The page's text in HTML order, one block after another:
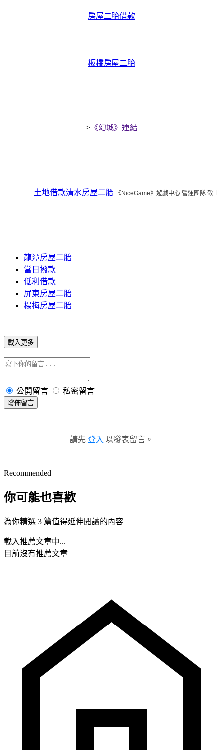
房屋二胎借款
板橋房屋二胎
>《幻城》連結
土地借款清水房屋二胎 《NiceGame》遊戲中心 營運團隊 敬上
龍潭房屋二胎
當日撥款
低利借款
屏東房屋二胎
楊梅房屋二胎
載入更多
公開留言 私密留言
發佈留言
請先 登入 以發表留言。
Recommended
你可能也喜歡
為你精選 3 篇值得延伸閱讀的內容
載入推薦文章中...
目前沒有推薦文章